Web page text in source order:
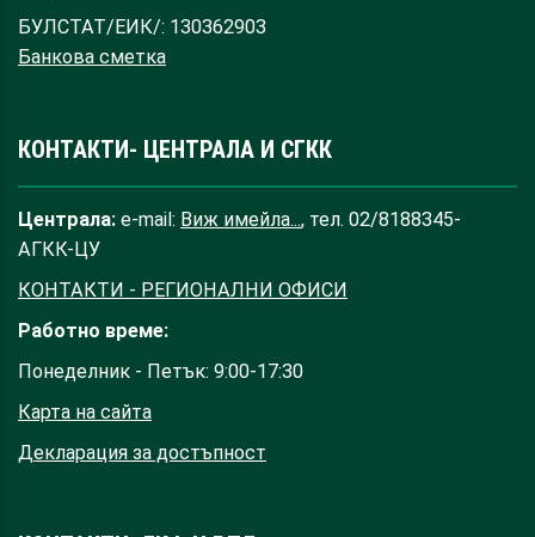
БУЛСТАТ/ЕИК/: 130362903
Банкова сметка
КОНТАКТИ- ЦЕНТРАЛА И СГКК
Централа: e-mail: Виж имейла..., тел. 02/8188345-
АГКК-ЦУ
КОНТАКТИ - РЕГИОНАЛНИ ОФИСИ
Работно време:
Понеделник - Петък: 9:00-17:30
Карта на сайта
Декларация за достъпност